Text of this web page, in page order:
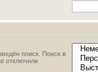
поиск. Поиск в
отключили